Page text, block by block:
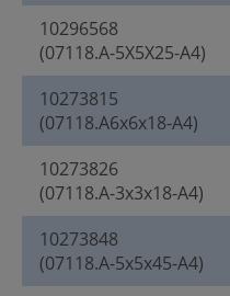
10296568
(07118.A-5X5X25-A4)
10273815
(07118.A6x6x18-A4)
10273826
(07118.A-3x3x18-A4)
10273848
(07118.A-5x5x45-A4)